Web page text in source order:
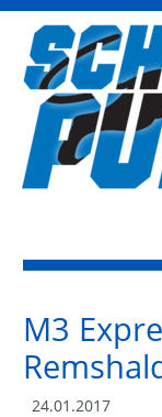
M3
24.01.2017